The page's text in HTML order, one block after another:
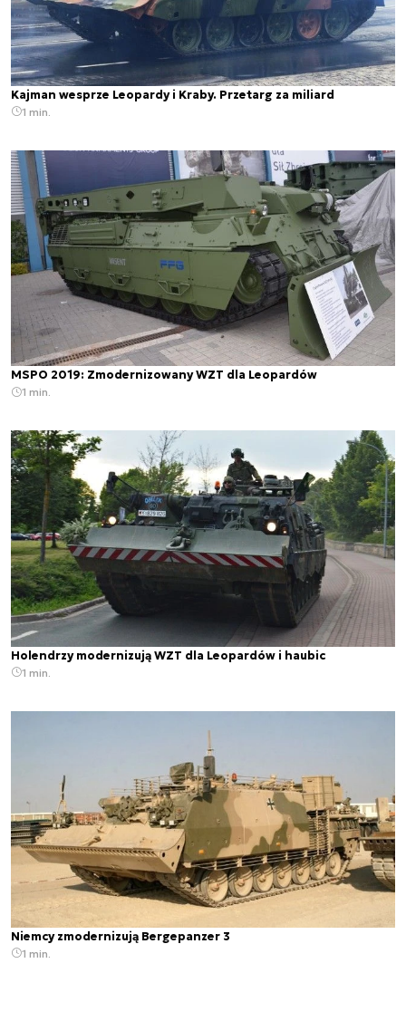
Kajman wesprze Leopardy i Kraby. Przetarg za miliard
1 min.
MSPO 2019: Zmodernizowany WZT dla Leopardów
1 min.
Holendrzy modernizują WZT dla Leopardów i haubic
1 min.
Niemcy zmodernizują Bergepanzer 3
1 min.